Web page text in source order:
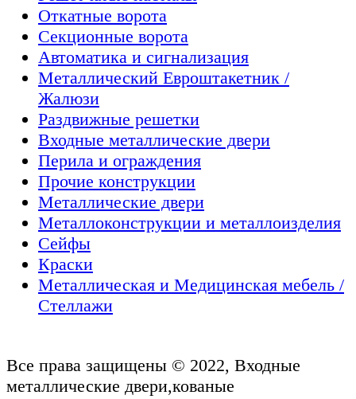
Откатные ворота
Секционные ворота
Автоматика и сигнализация
Металлический Евроштакетник /
Жалюзи
Раздвижные решетки
Входные металлические двери
Перила и ограждения
Прочие конструкции
Металлические двери
Металлоконструкции и металлоизделия
Сейфы
Краски
Металлическая и Медицинская мебель /
Стеллажи
Все права защищены © 2022, Входные
металлические двери,кованые